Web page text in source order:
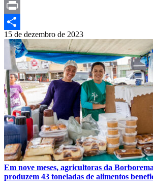
Telegram
Print
Compartilhar
15 de dezembro de 2023
Em nove meses, agricultoras da
produzem 43 toneladas de alimentos